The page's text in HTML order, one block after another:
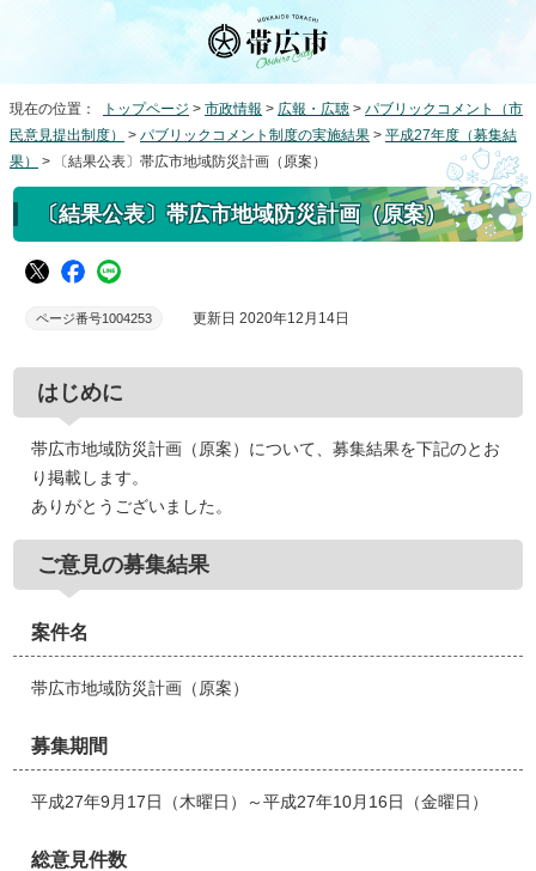
現在の位置： トップページ > 市政情報 > 広報・広聴 > パブリックコメント（市
民意見提出制度）
> パブリックコメント制度の実施結果 > 平成27年度（募集結
果）
> 〔結果公表〕帯広市地域防災計画（原案）
〔結果公表〕帯広市地域防災計画（原案）
ページ番号1004253 更新日 2020年12月14日
はじめに
帯広市地域防災計画（原案）について、募集結果を下記のとお
り掲載します。
ありがとうございました。
ご意見の募集結果
案件名
帯広市地域防災計画（原案）
募集期間
平成27年9月17日（木曜日）～平成27年10月16日（金曜日）
総意見件数